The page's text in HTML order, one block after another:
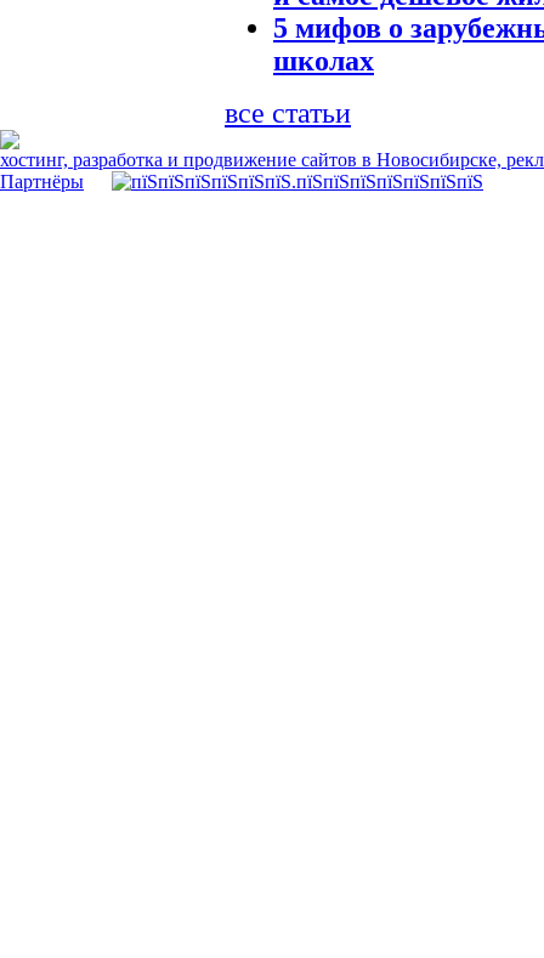
5 мифов о
школах
все статьи
хостинг, разработка и продвижение сайтов в Новосибирске,
Партнёры